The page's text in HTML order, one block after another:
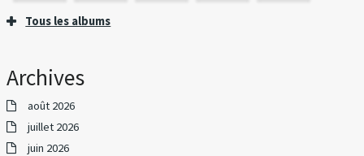
Tous les albums
Archives
août 2026
juillet 2026
juin 2026